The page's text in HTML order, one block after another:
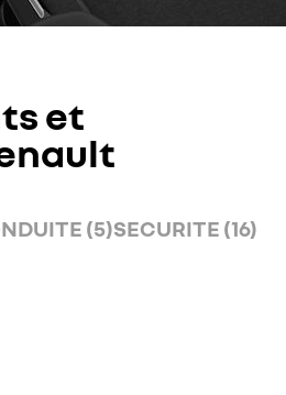
et
(5)SECURITE (16)